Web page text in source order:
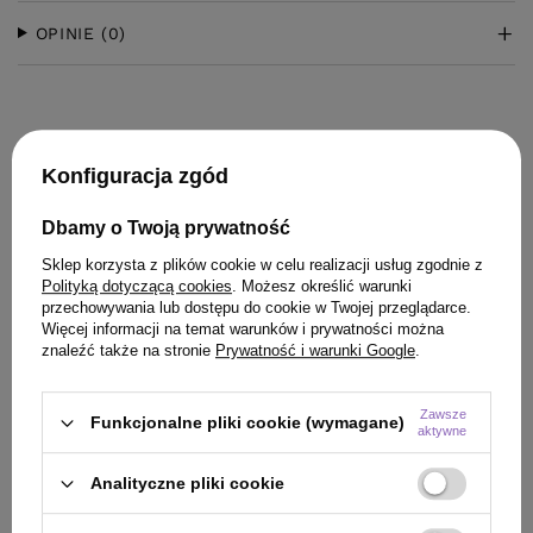
OPINIE (0)
KLIENCI, KTÓRZY KUPILI TEN
PRODUKT KUPILI TAKŻE
Konfiguracja zgód
Dbamy o Twoją prywatność
Sklep korzysta z plików cookie w celu realizacji usług zgodnie z
Polityką dotyczącą cookies. Możesz określić warunki
przechowywania lub dostępu do cookie w Twojej przeglądarce.
Więcej informacji na temat warunków i prywatności można
znaleźć także na stronie Prywatność i warunki Google.
Funkcjonalne pliki cookie (wymagane)
Zawsze
aktywne
Analityczne pliki cookie